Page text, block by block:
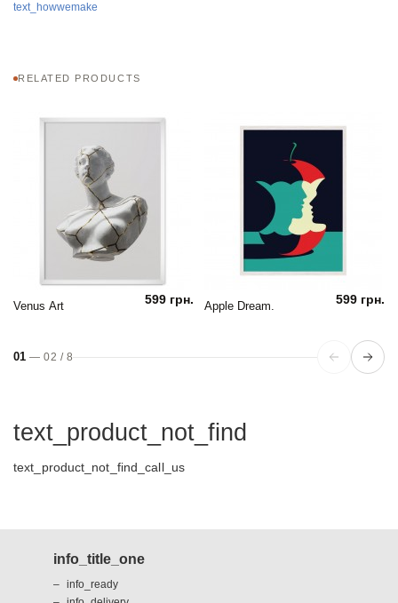
text_howwemake
RELATED PRODUCTS
Venus Art 599 грн. Apple Dream. 599 грн.
01 —02 / 8
text_product_not_find
text_product_not_find_call_us
info_title_one
info_ready